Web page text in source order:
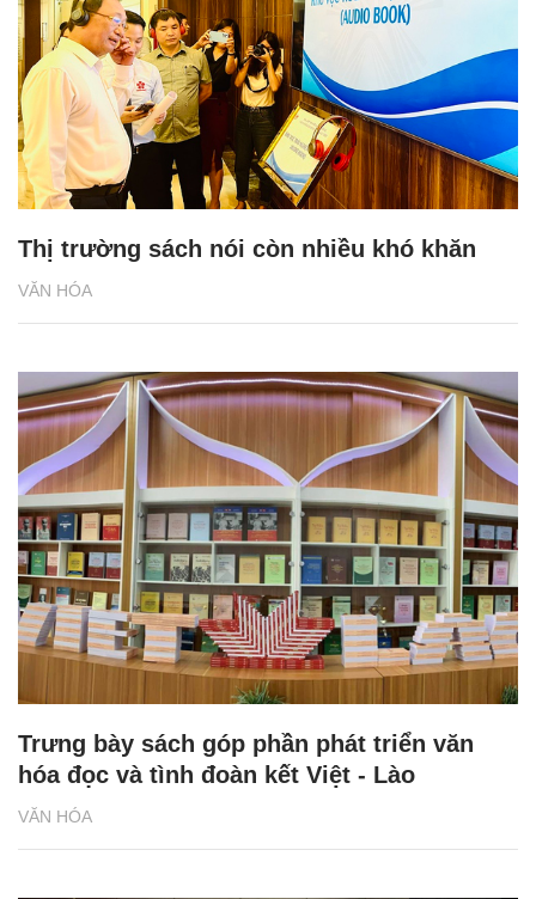
VĂN HÓA
Thị trường sách nói còn nhiều khó khăn
VĂN HÓA
Trưng bày sách góp phần phát triển văn
hóa đọc và tình đoàn kết Việt - Lào